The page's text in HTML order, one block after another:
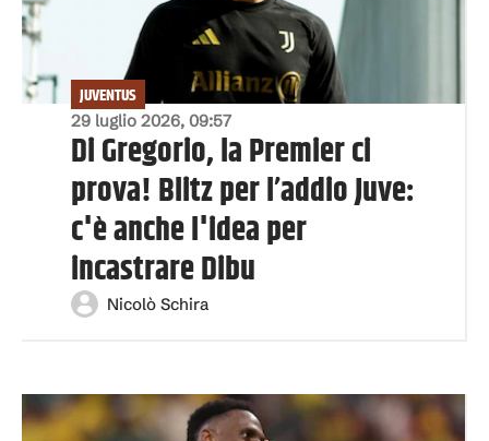
29 luglio 2026, 09:57
JUVENTUS
Di Gregorio, la Premier ci
prova! Blitz per l’addio Juve:
c'è anche l'idea per
incastrare Dibu
Nicolò Schira